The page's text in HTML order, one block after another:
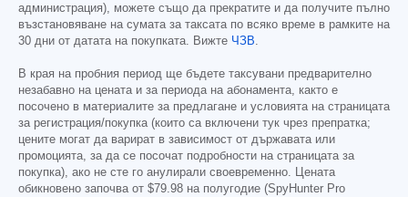
администрация), можете също да прекратите и да получите пълно
възстановяване на сумата за таксата по всяко време в рамките на
30 дни от датата на покупката. Вижте ЧЗВ.
В края на пробния период ще бъдете таксувани предварително
незабавно на цената и за периода на абонамента, както е
посочено в материалите за предлагане и условията на страницата
за регистрация/покупка (които са включени тук чрез препратка;
цените могат да варират в зависимост от държавата или
промоцията, за да се посочат подробности на страницата за
покупка), ако не сте го анулирали своевременно. Цената
обикновено започва от $79.98 на полугодие (SpyHunter Pro